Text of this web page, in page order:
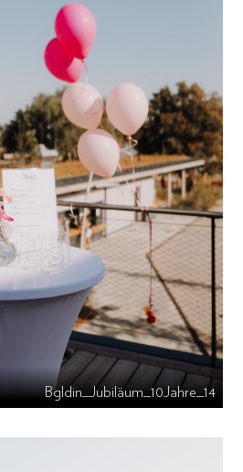
Bgldin_Jubiläum_10Jahre_14